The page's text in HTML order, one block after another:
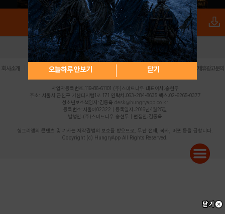
오늘하루 안보기 닫기
로그인 PC버전 전체앱
회사소개 | 개인정보 처리방침 불법촬영물 신고센터 제휴광고문의
사업자등록번호:119-86-61101 (주)스마트나우 대표이사:송현두
주소: 서울시 금천구 가산디지털1로 171 연락처:063-284-8635 팩스:02-6265-0377
청소년보호책임자:김동욱 desk@hungryapp.co.kr
등록번호:서울아02322 | 등록일자:2016년4월25일
발행인:(주)스마트나우 송현두 | 편집인:김동욱
헝그리앱의 콘텐츠 및 기사는 저작권법의 보호를 받으므로, 무단 전재, 복사, 배포 등을 금합니다.
Copyright (c) HungryApp All Rights Reserved.